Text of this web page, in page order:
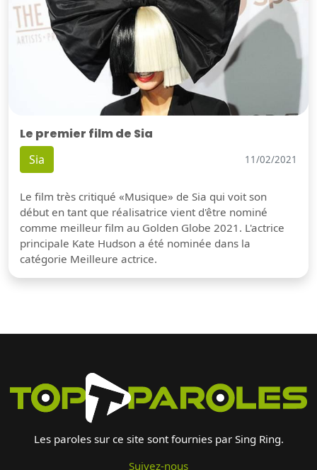
Le premier film de Sia
Sia 11/02/2021
Le film très critiqué «Musique» de Sia qui voit son
début en tant que réalisatrice vient d'être nominé
comme meilleur film au Golden Globe 2021. L'actrice
principale Kate Hudson a été nominée dans la
catégorie Meilleure actrice.
Les paroles sur ce site sont fournies par Sing Ring.
Suivez-nous